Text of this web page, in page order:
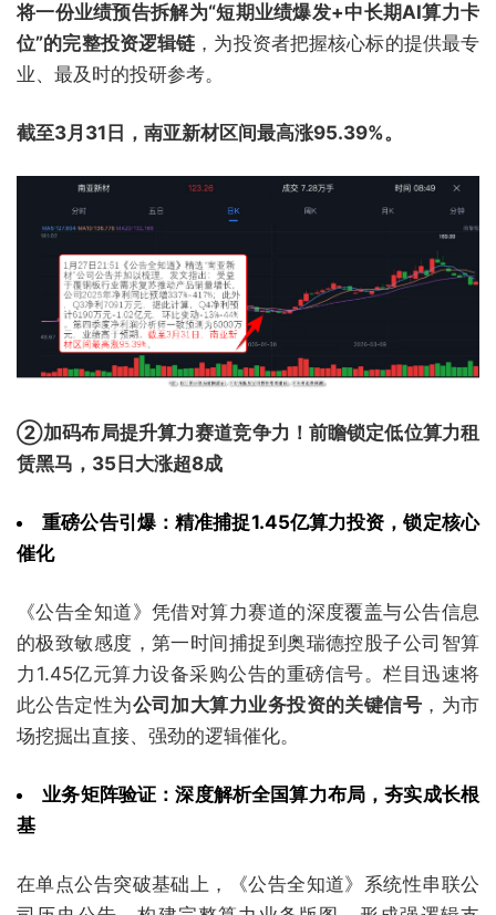
将一份业绩预告拆解为“短期业绩爆发+中长期AI算力卡
位”的完整投资逻辑链 ，为投资者把握核心标的提供最专
业、最及时的投研参考。
截至3月31日，南亚新材区间最高涨95.39%。
②加码布局提升算力赛道竞争力！前瞻锁定低位算力租
赁黑马，35日大涨超8成
重磅公告引爆：精准捕捉1.45亿算力投资，锁定核心
催化
《公告全知道》凭借对算力赛道的深度覆盖与公告信息
的极致敏感度，第一时间捕捉到奥瑞德控股子公司智算
力1.45亿元算力设备采购公告的重磅信号。栏目迅速将
此公告定性为公司加大算力业务投资的关键信号 ，为市
场挖掘出直接、强劲的逻辑催化。
业务矩阵验证：深度解析全国算力布局，夯实成长根
基
在单点公告突破基础上，《公告全知道》系统性串联公